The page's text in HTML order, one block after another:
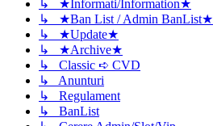
↳ ★Informati/Information★
↳ ★Ban List / Admin BanList★
↳ ★Update★
↳ ★Archive★
↳ Classic ➪ CVD
↳ Anunturi
↳ Regulament
↳ BanList